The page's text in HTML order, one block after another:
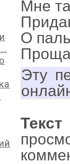
Мне
О
Эту